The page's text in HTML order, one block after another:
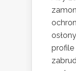
profile